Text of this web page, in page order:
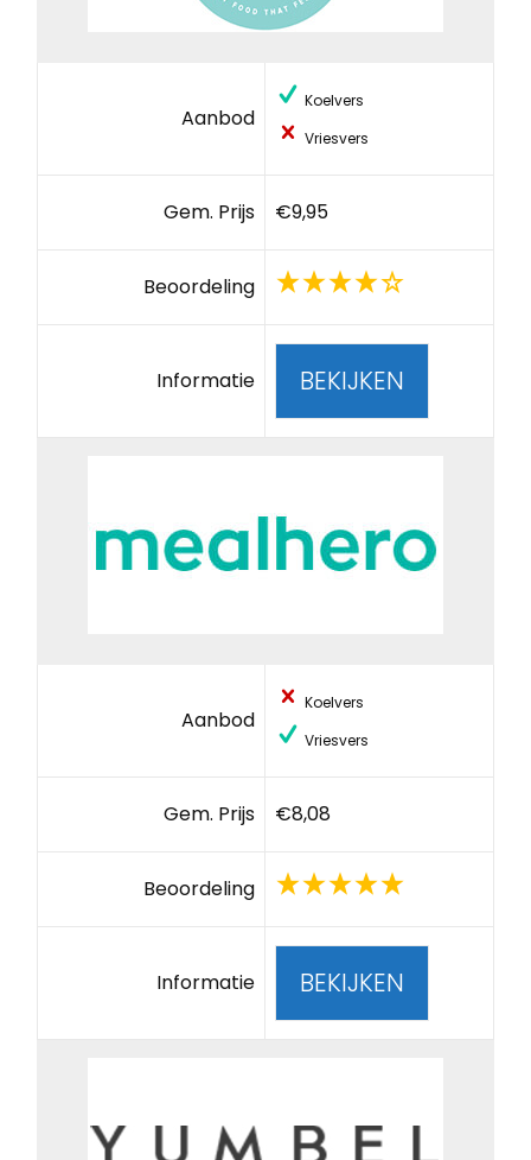
Aanbod
Koelvers
Vriesvers
Gem. Prijs €9,95
Beoordeling
Informatie BEKIJKEN
Aanbod
Koelvers
Vriesvers
Gem. Prijs €8,08
Beoordeling
Informatie BEKIJKEN